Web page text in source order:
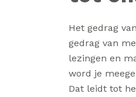
Het gedrag
gedrag van
lezingen en
word je
Dat leidt tot